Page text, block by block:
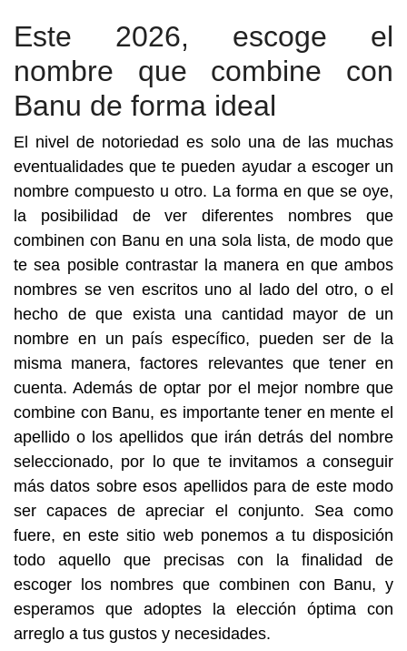
Este 2026, escoge el
nombre que combine con
Banu de forma ideal
El nivel de notoriedad es solo una de las muchas
eventualidades que te pueden ayudar a escoger un
nombre compuesto u otro. La forma en que se oye,
la posibilidad de ver diferentes nombres que
combinen con Banu en una sola lista, de modo que
te sea posible contrastar la manera en que ambos
nombres se ven escritos uno al lado del otro, o el
hecho de que exista una cantidad mayor de un
nombre en un país específico, pueden ser de la
misma manera, factores relevantes que tener en
cuenta. Además de optar por el mejor nombre que
combine con Banu, es importante tener en mente el
apellido o los apellidos que irán detrás del nombre
seleccionado, por lo que te invitamos a conseguir
más datos sobre esos apellidos para de este modo
ser capaces de apreciar el conjunto. Sea como
fuere, en este sitio web ponemos a tu disposición
todo aquello que precisas con la finalidad de
escoger los nombres que combinen con Banu, y
esperamos que adoptes la elección óptima con
arreglo a tus gustos y necesidades.